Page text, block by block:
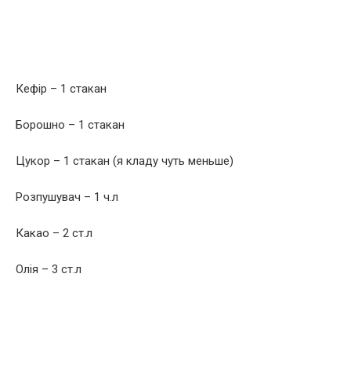
Кефір – 1 стакан
Борошно – 1 стакан
Цукор – 1 стакан (я кладу чуть меньше)
Розпушувач – 1 ч.л
Какао – 2 ст.л
Олія – ​​3 ст.л